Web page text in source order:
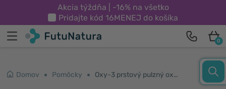
Akcia týždňa | -16% na všetko
Pridajte kód 16MENEJ do košíka
0
Domov Pomôcky Oxy-3 prstový pulzný oxymeter